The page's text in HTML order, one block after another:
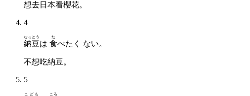
想去日本看櫻花。
4
納豆
なっとう
は 食
た
べたく ない。
不想吃納豆。
5
こども ころ